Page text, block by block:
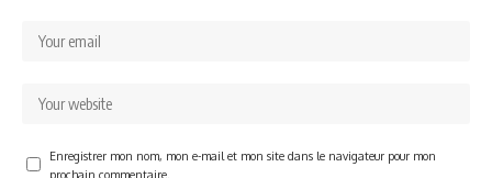
Enregistrer mon nom, mon e-mail et mon site dans le navigateur pour mon
prochain commentaire.